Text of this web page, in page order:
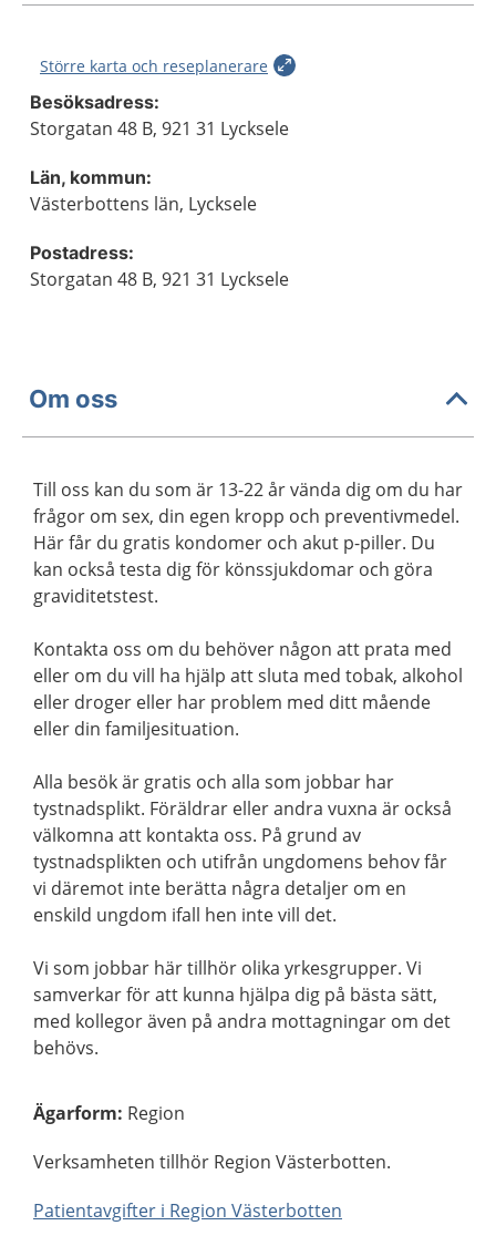
Större karta och reseplanerare
Besöksadress:
Storgatan 48 B, 921 31 Lycksele
Län, kommun:
Västerbottens län, Lycksele
Postadress:
Storgatan 48 B, 921 31 Lycksele
Om oss
Till oss kan du som är 13-22 år vända dig om du har
frågor om sex, din egen kropp och preventivmedel.
Här får du gratis kondomer och akut p-piller. Du
kan också testa dig för könssjukdomar och göra
graviditetstest.
Kontakta oss om du behöver någon att prata med
eller om du vill ha hjälp att sluta med tobak, alkohol
eller droger eller har problem med ditt mående
eller din familjesituation.
Alla besök är gratis och alla som jobbar har
tystnadsplikt. Föräldrar eller andra vuxna är också
välkomna att kontakta oss. På grund av
tystnadsplikten och utifrån ungdomens behov får
vi däremot inte berätta några detaljer om en
enskild ungdom ifall hen inte vill det.
Vi som jobbar här tillhör olika yrkesgrupper. Vi
samverkar för att kunna hjälpa dig på bästa sätt,
med kollegor även på andra mottagningar om det
behövs.
Ägarform: Region
Verksamheten tillhör Region Västerbotten.
Patientavgifter i Region Västerbotten